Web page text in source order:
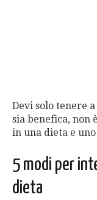
Devi solo tenere
sia benefica, non
in una dieta e
5 modi per
dieta